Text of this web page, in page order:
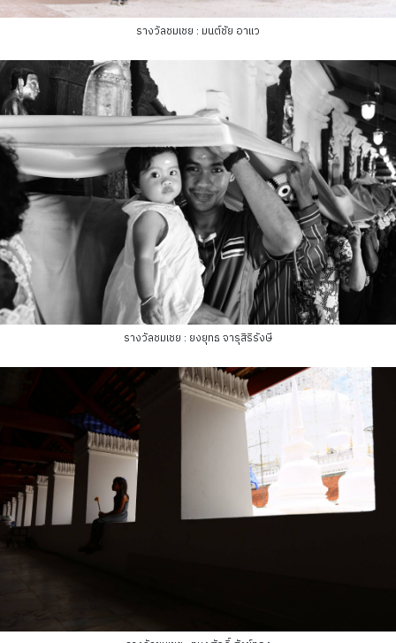
รางวัลชมเชย : มนต์ชัย อาแว
รางวัลชมเชย : ยงยุทธ จารุสิริรังษี